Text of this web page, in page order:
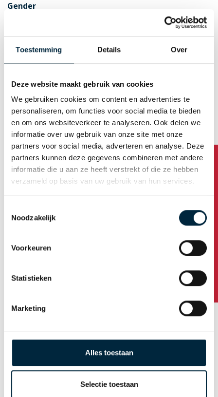
Toestemming Details Over
Deze website maakt gebruik van cookies
We gebruiken cookies om content en advertenties te
personaliseren, om functies voor social media te bieden
en om ons websiteverkeer te analyseren. Ook delen we
informatie over uw gebruik van onze site met onze
partners voor social media, adverteren en analyse. Deze
partners kunnen deze gegevens combineren met andere
informatie die u aan ze heeft verstrekt of die ze hebben
verzameld op basis van uw gebruik van hun services.
Noodzakelijk
Voorkeuren
Statistieken
Marketing
Alles toestaan
Selectie toestaan
Any questions?
Gender
E-mail (Username)
Generate password automatically
Business address
Company name
Housenumber /addition
Country